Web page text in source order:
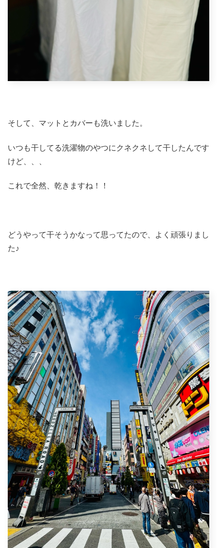
そして、マットとカバーも洗いました。
いつも干してる洗濯物のやつにクネクネして干したんです
けど、、、
これで全然、乾きますね！！
どうやって干そうかなって思ってたので、よく頑張りまし
た♪